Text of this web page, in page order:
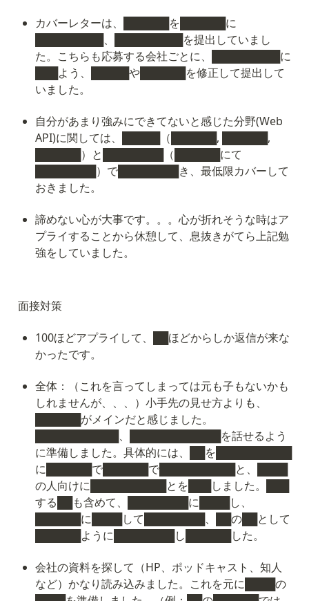
カバーレターは、██████を██████に
█████████、█████████を提出していまし
た。こちらも応募する会社ごとに、█████████に
███よう、█████や██████を修正して提出して
いました。
自分があまり強みにできてないと感じた分野(Web
API)に関しては、█████（██████, ██████,
██████）と████████（██████にて
████████）で████████き、最低限カバーして
おきました。
諦めない心が大事です。。。心が折れそうな時はア
プライすることから休憩して、息抜きがてら上記勉
強をしていました。
面接対策
100ほどアプライして、██ほどからしか返信が来な
かったです。
全体：（これを言ってしまっては元も子もないかも
しれませんが、、、）小手先の見せ方よりも、
██████がメインだと感じました。
███████████、████████████を話せるよう
に準備しました。具体的には、██を██████████
に██████で██████で██████████と、████
の人向けに██████████とを███しました。███
する██も含めて、████████に████し、
██████に████して████████、██の██として
██████ように████████し██████した。
会社の資料を探して（HP、ポッドキャスト、知人
など）かなり読み込みました。これを元に████の